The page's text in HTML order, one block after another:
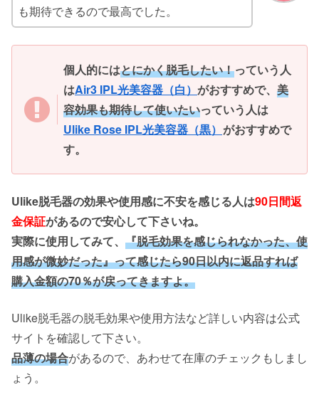
も期待できるので最高でした。
個人的にはとにかく脱毛したい！っていう人
はAir3 IPL光美容器（白） がおすすめで、 美
容効果も期待して使いたいっていう人は
Ulike Rose IPL光美容器（黒） がおすすめで
す。
Ulike脱毛器の効果や使用感に不安を感じる人は90日間返
金保証があるので安心して下さいね。
実際に使用してみて、 『脱毛効果を感じられなかった、使
用感が微妙だった』って感じたら90日以内に返品すれば
購入金額の70％が戻ってきますよ。
Ulike脱毛器の脱毛効果や使用方法など詳しい内容は公式
サイトを確認して下さい。
品薄の場合があるので、あわせて在庫のチェックもしまし
ょう。